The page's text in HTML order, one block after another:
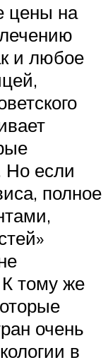
цены на
и любое
Но если
полное
К тому же
очень
в